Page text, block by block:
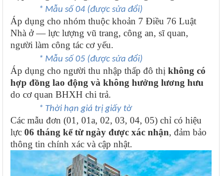
* Mẫu số 04 (được sửa đổi)
Áp dụng cho nhóm thuộc khoản 7 Điều 76 Luật
Nhà ở — lực lượng vũ trang, công an, sĩ quan,
người làm công tác cơ yếu.
* Mẫu số 05 (được sửa đổi)
Áp dụng cho người thu nhập thấp đô thị không có
hợp đồng lao động và không hưởng lương hưu
do cơ quan BHXH chi trả.
* Thời hạn giá trị giấy tờ
Các mẫu đơn (01, 01a, 02, 03, 04, 05) chỉ có hiệu
lực 06 tháng kể từ ngày được xác nhận, đảm bảo
thông tin chính xác và cập nhật.